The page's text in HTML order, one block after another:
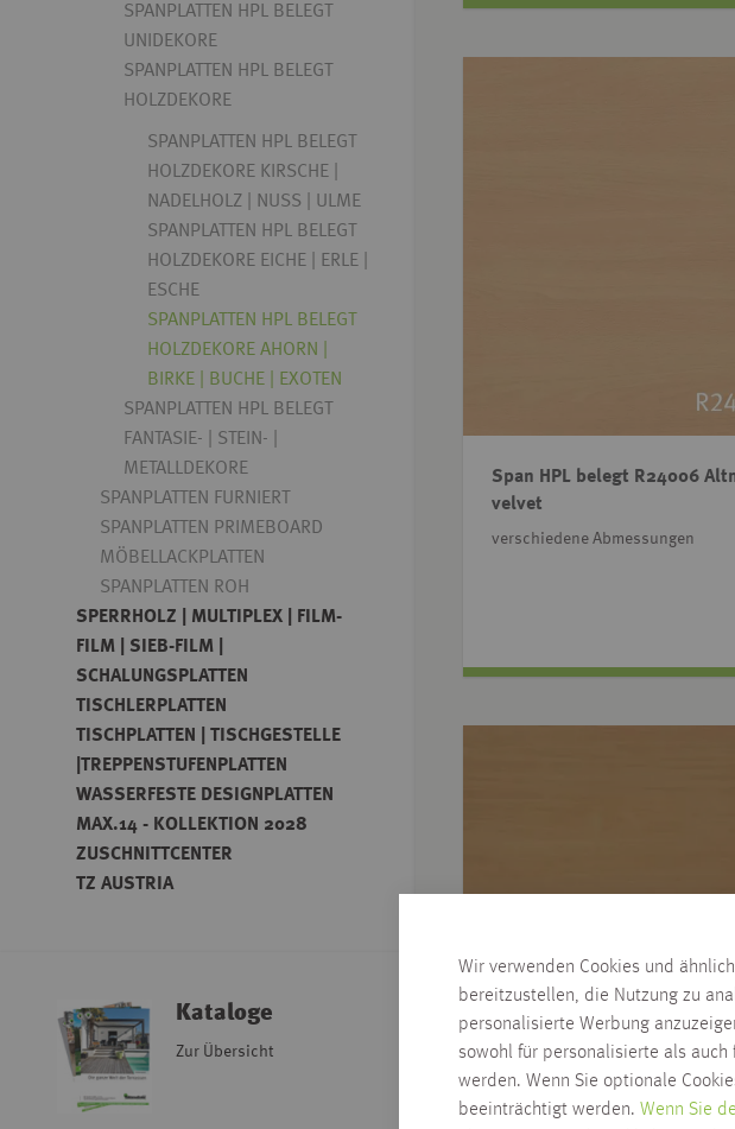
Wir verwenden Cookies und
bereitzustellen, die Nutzung zu
personalisierte Werbung
sowohl für personalisierte als
werden. Wenn Sie optionale
beeinträchtigt werden. Wenn Sie
Span HPL belegt R24006
velvet
verschiedene Abmessungen
SPANPLATTEN HPL BELEGT
UNIDEKORE
SPANPLATTEN HPL BELEGT
HOLZDEKORE
SPANPLATTEN HPL BELEGT
HOLZDEKORE KIRSCHE |
NADELHOLZ | NUSS | ULME
SPANPLATTEN HPL BELEGT
HOLZDEKORE EICHE | ERLE |
ESCHE
SPANPLATTEN HPL BELEGT
HOLZDEKORE AHORN |
BIRKE | BUCHE | EXOTEN
SPANPLATTEN HPL BELEGT
FANTASIE- | STEIN- |
METALLDEKORE
SPANPLATTEN FURNIERT
SPANPLATTEN PRIMEBOARD
MÖBELLACKPLATTEN
SPANPLATTEN ROH
SPERRHOLZ | MULTIPLEX | FILM-
FILM | SIEB-FILM |
SCHALUNGSPLATTEN
TISCHLERPLATTEN
TISCHPLATTEN | TISCHGESTELLE
|TREPPENSTUFENPLATTEN
WASSERFESTE DESIGNPLATTEN
MAX.14 - KOLLEKTION 2028
ZUSCHNITTCENTER
TZ AUSTRIA
Kataloge
Zur Übersicht